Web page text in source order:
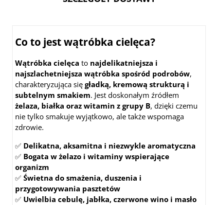
Co to jest wątróbka cielęca?
Wątróbka cielęca to najdelikatniejsza i
najszlachetniejsza wątróbka spośród podrobów,
charakteryzująca się gładką, kremową strukturą i
subtelnym smakiem. Jest doskonałym źródłem
żelaza, białka oraz witamin z grupy B, dzięki czemu
nie tylko smakuje wyjątkowo, ale także wspomaga
zdrowie.
✅ Delikatna, aksamitna i niezwykle aromatyczna
✅ Bogata w żelazo i witaminy wspierające
organizm
✅ Świetna do smażenia, duszenia i
przygotowywania pasztetów
✅ Uwielbia cebulę, jabłka, czerwone wino i masło